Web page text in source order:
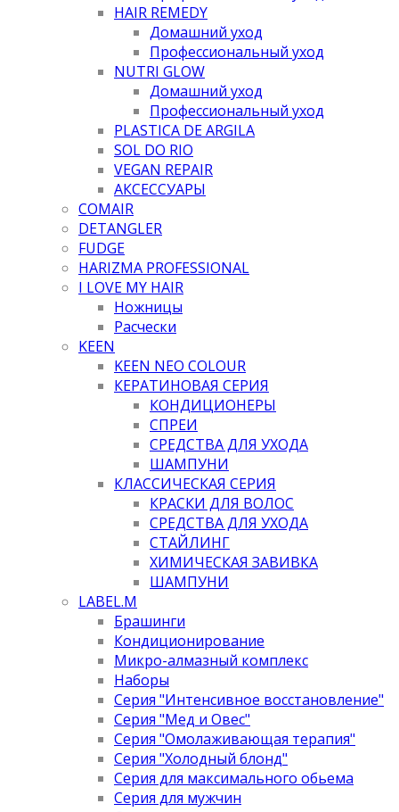
HAIR REMEDY
Домашний уход
Профессиональный уход
NUTRI GLOW
Домашний уход
Профессиональный уход
PLASTICA DE ARGILA
SOL DO RIO
VEGAN REPAIR
АКСЕССУАРЫ
COMAIR
DETANGLER
FUDGE
HARIZMA PROFESSIONAL
I LOVE MY HAIR
Ножницы
Расчески
KEEN
KEEN NEO COLOUR
КЕРАТИНОВАЯ СЕРИЯ
КОНДИЦИОНЕРЫ
СПРЕИ
СРЕДСТВА ДЛЯ УХОДА
ШАМПУНИ
КЛАССИЧЕСКАЯ СЕРИЯ
КРАСКИ ДЛЯ ВОЛОС
СРЕДСТВА ДЛЯ УХОДА
СТАЙЛИНГ
ХИМИЧЕСКАЯ ЗАВИВКА
ШАМПУНИ
LABEL.M
Брашинги
Кондиционирование
Микро-алмазный комплекс
Наборы
Серия "Интенсивное восстановление"
Серия "Мед и Овес"
Серия "Омолаживающая терапия"
Серия "Холодный блонд"
Серия для максимального обьема
Серия для мужчин